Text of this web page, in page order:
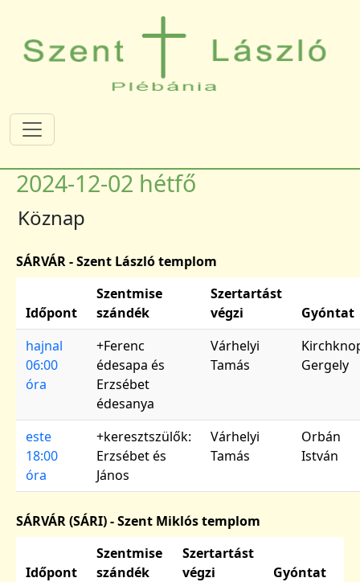
2024-12-02 hétfő
Köznap
SÁRVÁR - Szent László templom
Időpont
Szentmise
szándék
Szertartást
végzi
Gyóntat
hajnal
06:00
óra
+Ferenc
édesapa és
Erzsébet
édesanya
Várhelyi
Tamás
Gergely
este
18:00
óra
+keresztszülők:
Erzsébet és
János
Várhelyi
Tamás
Orbán
István
SÁRVÁR (SÁRI) - Szent Miklós templom
Időpont
Szentmise
szándék
Szertartást
végzi
Gyóntat